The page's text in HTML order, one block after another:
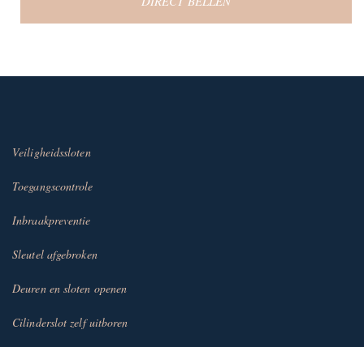
Veiligheidssloten
Toegangscontrole
Inbraakpreventie
Sleutel afgebroken
Deuren en sloten openen
Cilinderslot zelf uitboren